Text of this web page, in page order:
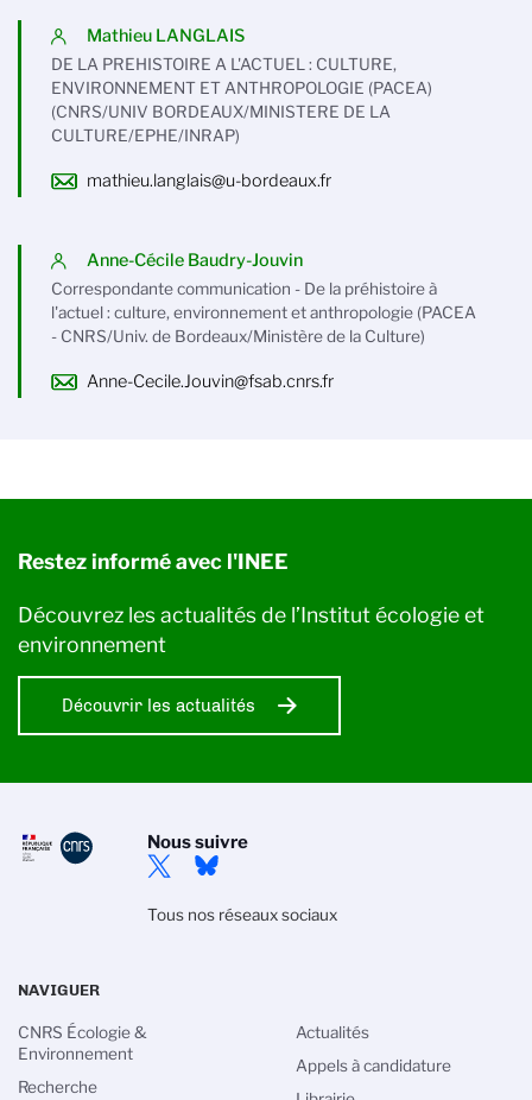
Mathieu LANGLAIS
DE LA PREHISTOIRE A L'ACTUEL : CULTURE,
ENVIRONNEMENT ET ANTHROPOLOGIE (PACEA)
(CNRS/UNIV BORDEAUX/MINISTERE DE LA
CULTURE/EPHE/INRAP)
mathieu.langlais@u-bordeaux.fr
Anne-Cécile Baudry-Jouvin
Correspondante communication - De la préhistoire à
l'actuel : culture, environnement et anthropologie (PACEA
- CNRS/Univ. de Bordeaux/Ministère de la Culture)
Anne-Cecile.Jouvin@fsab.cnrs.fr
Restez informé avec l'INEE
Découvrez les actualités de l’Institut écologie et
environnement
Découvrir les actualités
Nous suivre
Tous nos réseaux sociaux
NAVIGUER
CNRS Écologie &
Environnement
Recherche
Actualités
Appels à candidature